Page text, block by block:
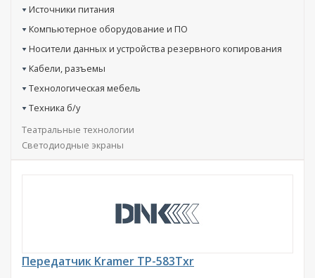
Источники питания
Компьютерное оборудование и ПО
Носители данных и устройства резервного копирования
Кабели, разъемы
Технологическая мебель
Техника б/у
Театральные технологии
Светодиодные экраны
Передатчик Kramer TP-583Txr